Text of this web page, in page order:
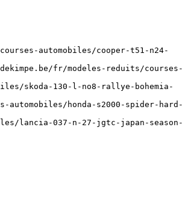
courses-automobiles/cooper-t51-n24-
fr/modeles-reduits/courses-
skoda-130-l-no8-rallye-bohemia-
automobiles/honda-s2000-spider-hard-
lancia-037-n-27-jgtc-japan-season-